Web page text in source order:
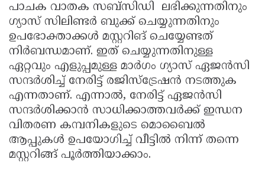
പാചക വാതക സബ്സിഡി ലഭിക്കുന്നതിനും
ഗ്യാസ് സിലിണ്ടർ ബുക്ക് ചെയ്യുന്നതിനും
ഉപഭോക്താക്കൾ മസ്റ്ററിങ് ചെയ്യേണ്ടത്
നിർബന്ധമാണ്. ഇത് ചെയ്യുന്നതിനുള്ള
ഏറ്റവും എളുപ്പമുള്ള മാർഗം ഗ്യാസ് ഏജൻസി
സന്ദർശിച്ച് നേരിട്ട് രജിസ്ട്രേഷൻ നടത്തുക
എന്നതാണ്. എന്നാൽ, നേരിട്ട് ഏജൻസി
സന്ദർശിക്കാൻ സാധിക്കാത്തവർക്ക് ഇന്ധന
വിതരണ കമ്പനികളുടെ മൊബൈൽ
ആപ്പുകൾ ഉപയോഗിച്ച് വീട്ടിൽ നിന്ന് തന്നെ
മസ്റ്ററിങ്ങ് പൂർത്തിയാക്കാം.